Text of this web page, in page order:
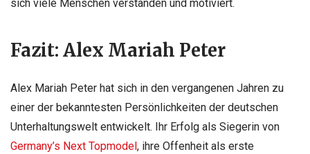
sich viele Menschen verstanden und motiviert.
Fazit: Alex Mariah Peter
Alex Mariah Peter hat sich in den vergangenen Jahren zu
einer der bekanntesten Persönlichkeiten der deutschen
Unterhaltungswelt entwickelt. Ihr Erfolg als Siegerin von
Germany’s Next Topmodel , ihre Offenheit als erste